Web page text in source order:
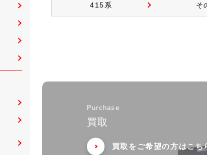
415系 そ
Purchase
買取
買取をご希望の方はこち